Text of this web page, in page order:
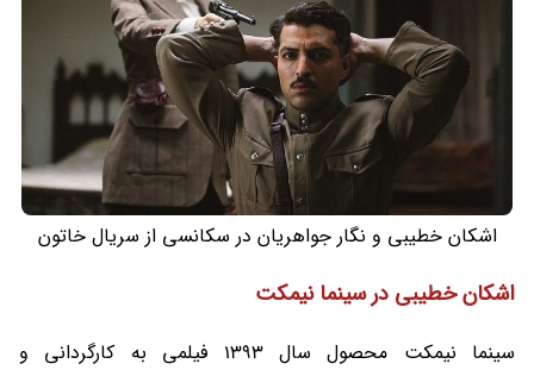
اشکان خطیبی و نگار جواهریان در سکانسی از سریال خاتون
اشکان خطیبی در سینما نیمکت
سینما نیمکت محصول سال 1393 فیلمی به کارگردانی و